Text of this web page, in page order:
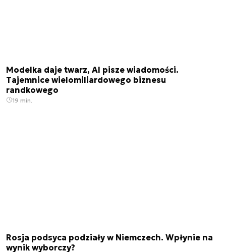
Modelka daje twarz, AI pisze wiadomości.
Tajemnice wielomiliardowego biznesu
randkowego
19 min.
Rosja podsyca podziały w Niemczech. Wpłynie na
wynik wyborczy?